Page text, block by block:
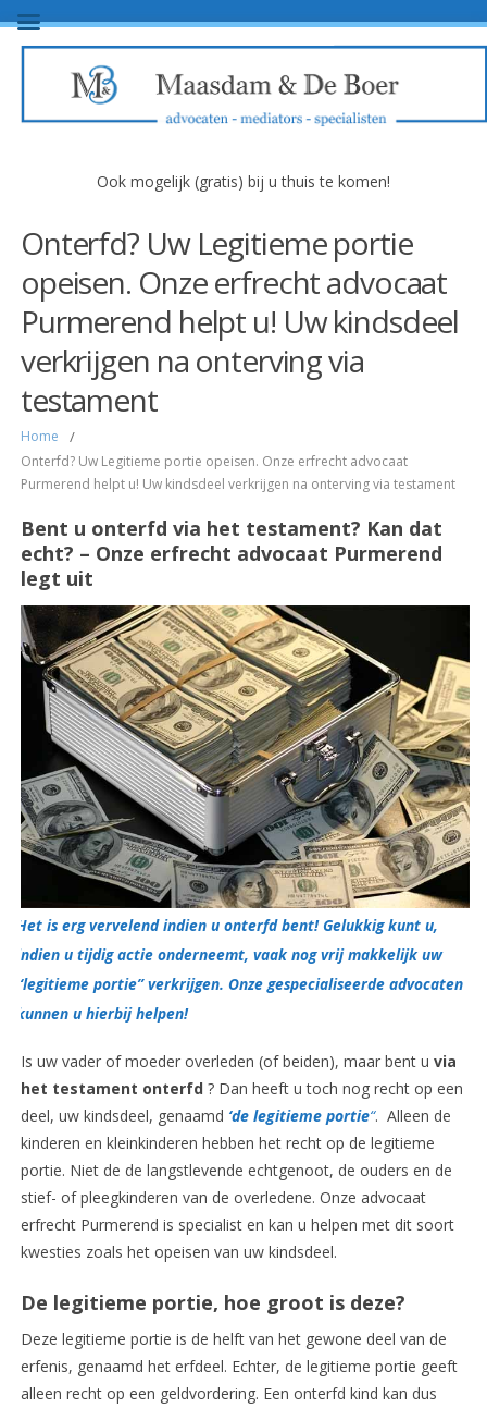
Ook mogelijk (gratis) bij u thuis te komen!
Onterfd? Uw Legitieme portie
opeisen. Onze erfrecht advocaat
Purmerend helpt u! Uw kindsdeel
verkrijgen na onterving via
testament
Home /
Onterfd? Uw Legitieme portie opeisen. Onze erfrecht advocaat
Purmerend helpt u! Uw kindsdeel verkrijgen na onterving via testament
Bent u onterfd via het testament? Kan dat
echt? – Onze erfrecht advocaat Purmerend
legt uit
Het is erg vervelend indien u onterfd bent! Gelukkig kunt u,
indien u tijdig actie onderneemt, vaak nog vrij makkelijk uw
“legitieme portie” verkrijgen. Onze gespecialiseerde advocaten
kunnen u hierbij helpen!
Is uw vader of moeder overleden (of beiden), maar bent u via
het testament onterfd ? Dan heeft u toch nog recht op een
deel, uw kindsdeel, genaamd ‘de legitieme portie“. Alleen de
kinderen en kleinkinderen hebben het recht op de legitieme
portie. Niet de de langstlevende echtgenoot, de ouders en de
stief- of pleegkinderen van de overledene. Onze advocaat
erfrecht Purmerend is specialist en kan u helpen met dit soort
kwesties zoals het opeisen van uw kindsdeel.
De legitieme portie, hoe groot is deze?
Deze legitieme portie is de helft van het gewone deel van de
erfenis, genaamd het erfdeel. Echter, de legitieme portie geeft
alleen recht op een geldvordering. Een onterfd kind kan dus